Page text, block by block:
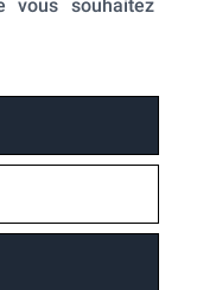
vous souhaitez